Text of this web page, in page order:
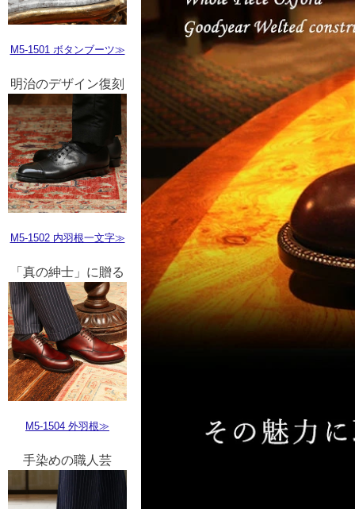
M5-1501 ボタンブーツ≫
明治のデザイン復刻
M5-1502 内羽根一文字≫
「真の紳士」に贈る
M5-1504 外羽根≫
手染めの職人芸